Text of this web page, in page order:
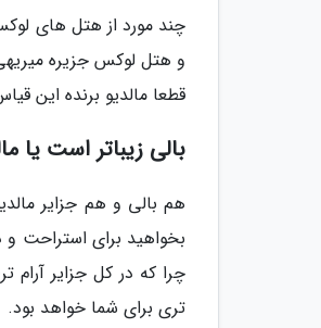
چند مورد از هتل های
و هتل لوکس جزیره
قطعا مالدیو برنده این
بالی زیباتر است یا
هم بالی و هم جزایر
بخواهید برای استراحت و
چرا که در کل جزایر
تری برای شما خواهد بود.